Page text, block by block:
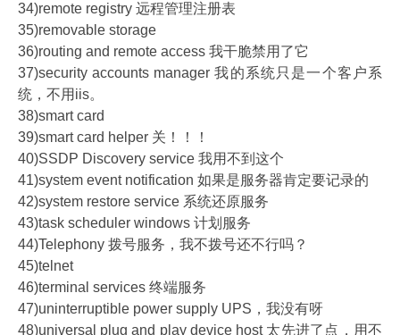
34)remote registry 远程管理注册表
35)removable storage
36)routing and remote access 我干脆禁用了它
37)security accounts manager 我的系统只是一个客户系
统，不用iis。
38)smart card
39)smart card helper 关！！！
40)SSDP Discovery service 我用不到这个
41)system event notification 如果是服务器肯定要记录的
42)system restore service 系统还原服务
43)task scheduler windows 计划服务
44)Telephony 拨号服务，我不拨号还不行吗？
45)telnet
46)terminal services 终端服务
47)uninterruptible power supply UPS，我没有呀
48)universal plug and play device host 太先进了点，用不